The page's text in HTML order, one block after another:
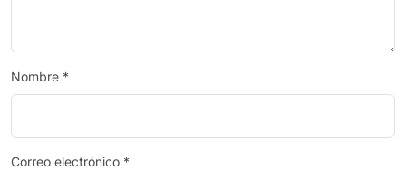
Nombre *
Correo electrónico *